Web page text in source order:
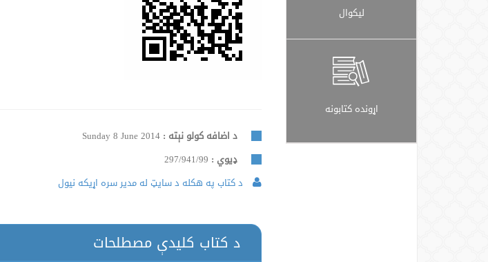
لیکوال
اړونده کتابونه
د اضافه کولو نېته : Sunday 8 June 2014
ډيوي : 297/941/99
د کتاب په هکله د سایټ له مدیر سره اړیکه نیول
د کتاب کلیدې مصطلحات